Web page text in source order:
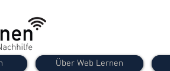
Über Web Lernen